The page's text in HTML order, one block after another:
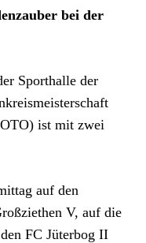
bei der
Sporthalle der
ist mit zwei
auf den
V, auf die
FC Jüterbog II